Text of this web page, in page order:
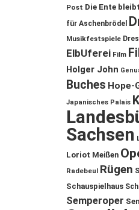
Post Die Ente
für Aschenbrödel
Musikfestspiele
ElbUferei Film
Holger John
Buches Hope-
Japanisches Palais
Sachsen
Loriot Meißen
Radebeul Rügen
Schauspielhaus
Semperoper